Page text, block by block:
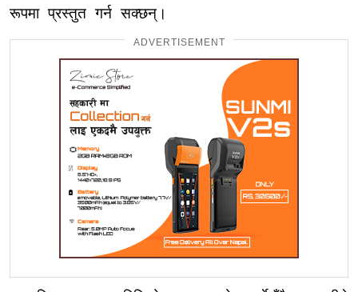
रूपमा प्रस्तुत गर्न सक्छन्।
ADVERTISEMENT